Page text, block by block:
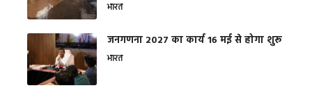
भारत
जनगणना 2027 का कार्य 16 मई से होगा शुरू
भारत